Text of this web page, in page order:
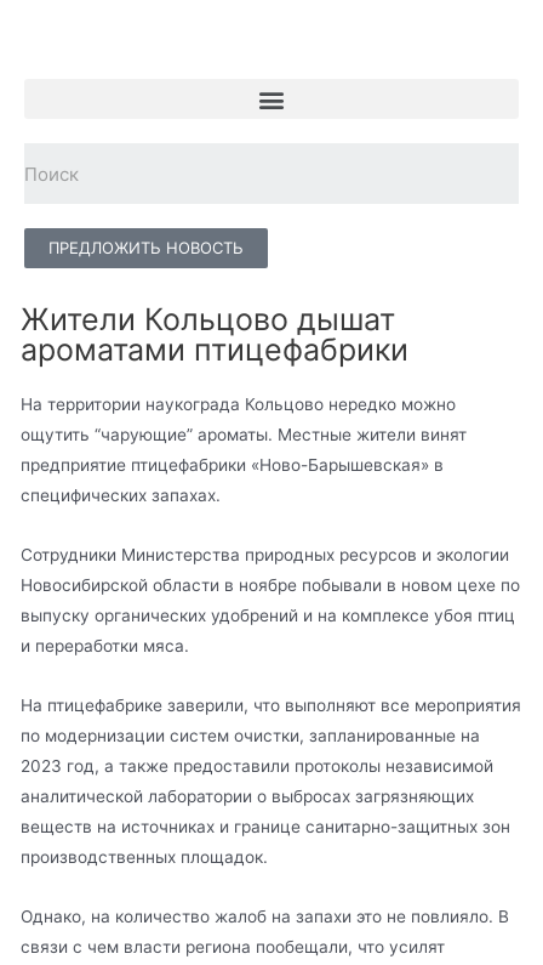
ПРЕДЛОЖИТЬ НОВОСТЬ
Жители Кольцово дышат
ароматами птицефабрики
На территории наукограда Кольцово нередко можно
ощутить “чарующие” ароматы. Местные жители винят
предприятие птицефабрики «Ново-Барышевская» в
специфических запахах.
Сотрудники Министерства природных ресурсов и экологии
Новосибирской области в ноябре побывали в новом цехе по
выпуску органических удобрений и на комплексе убоя птиц
и переработки мяса.
На птицефабрике заверили, что выполняют все мероприятия
по модернизации систем очистки, запланированные на
2023 год, а также предоставили протоколы независимой
аналитической лаборатории о выбросах загрязняющих
веществ на источниках и границе санитарно-защитных зон
производственных площадок.
Однако, на количество жалоб на запахи это не повлияло. В
связи с чем власти региона пообещали, что усилят